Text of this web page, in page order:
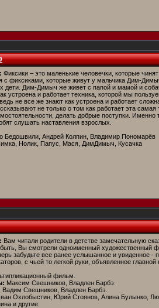
Фиксики – это маленькие человечки, которые
с фиксиками, которые живут у мальчика Дим-
дети. Дим-Димыч же живет с папой и мамой и
устроена и работает техника, которой мы
не все же знают как устроена и работает
не только о том как работает эта
делать добрые поступки.
слушать наставления взрослых.
Бедошвили, Андрей Колпин, Владимир Пономарёв
Нолик, Папус, Мася, ДимДимыч, Кусачка
Вам читали родители в детстве замечательную
Вы смотрели одноименный художественный
забудьте все ранее услышанное и увиденное -
с чьей то легкой руки, объявленное главной
фильм.
Максим Свешников, Владлен Барбэ.
Вадим Свешников, Владлен Барбэ.
Охлобыстин, Юрий Стоянов, Алина Булынко,
и другие.